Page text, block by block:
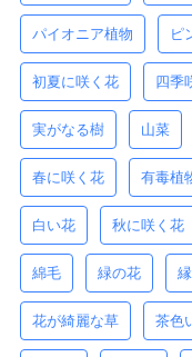
パイオニア植物 ピ
初夏に咲く花 四季
実がなる樹 山菜
春に咲く花 有毒植
白い花 秋に咲く花
綿毛 緑の花
花が綺麗な草 茶色